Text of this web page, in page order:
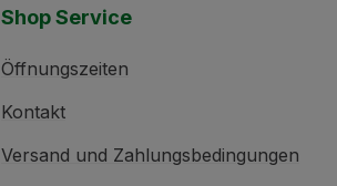
Shop Service
Öffnungszeiten
Kontakt
Versand und Zahlungsbedingungen